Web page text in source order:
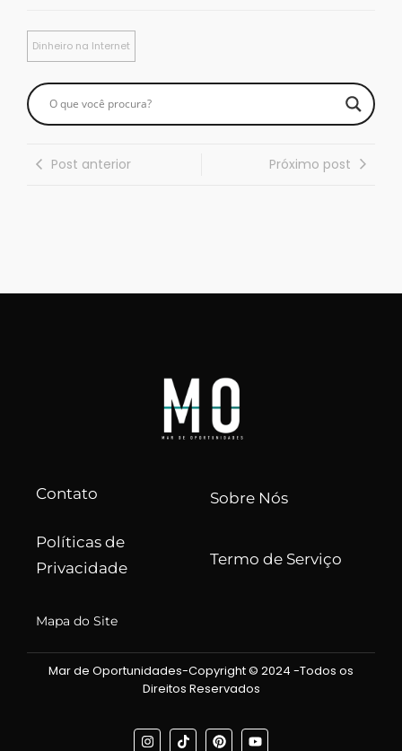
Dinheiro na Internet
Post anterior Próximo post
Contato Sobre Nós
Políticas de
Privacidade
Termo de Serviço
Mapa do Site
Mar de Oportunidades-Copyright © 2024 -Todos os
Direitos Reservados